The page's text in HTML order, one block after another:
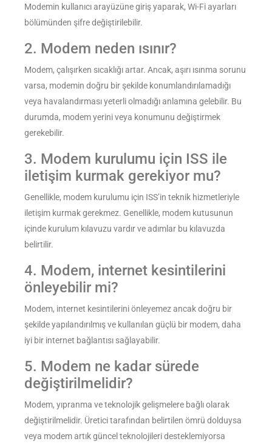
Modemin kullanıcı arayüzüne giriş yaparak, Wi-Fi ayarları
bölümünden şifre değiştirilebilir.
2. Modem neden ısınır?
Modem, çalışırken sıcaklığı artar. Ancak, aşırı ısınma sorunu
varsa, modemin doğru bir şekilde konumlandırılamadığı
veya havalandırması yeterli olmadığı anlamına gelebilir. Bu
durumda, modem yerini veya konumunu değiştirmek
gerekebilir.
3. Modem kurulumu için ISS ile
iletişim kurmak gerekiyor mu?
Genellikle, modem kurulumu için ISS’in teknik hizmetleriyle
iletişim kurmak gerekmez. Genellikle, modem kutusunun
içinde kurulum kılavuzu vardır ve adımlar bu kılavuzda
belirtilir.
4. Modem, internet kesintilerini
önleyebilir mi?
Modem, internet kesintilerini önleyemez ancak doğru bir
şekilde yapılandırılmış ve kullanılan güçlü bir modem, daha
iyi bir internet bağlantısı sağlayabilir.
5. Modem ne kadar sürede
değiştirilmelidir?
Modem, yıpranma ve teknolojik gelişmelere bağlı olarak
değiştirilmelidir. Üretici tarafından belirtilen ömrü dolduysa
veya modem artık güncel teknolojileri desteklemiyorsa